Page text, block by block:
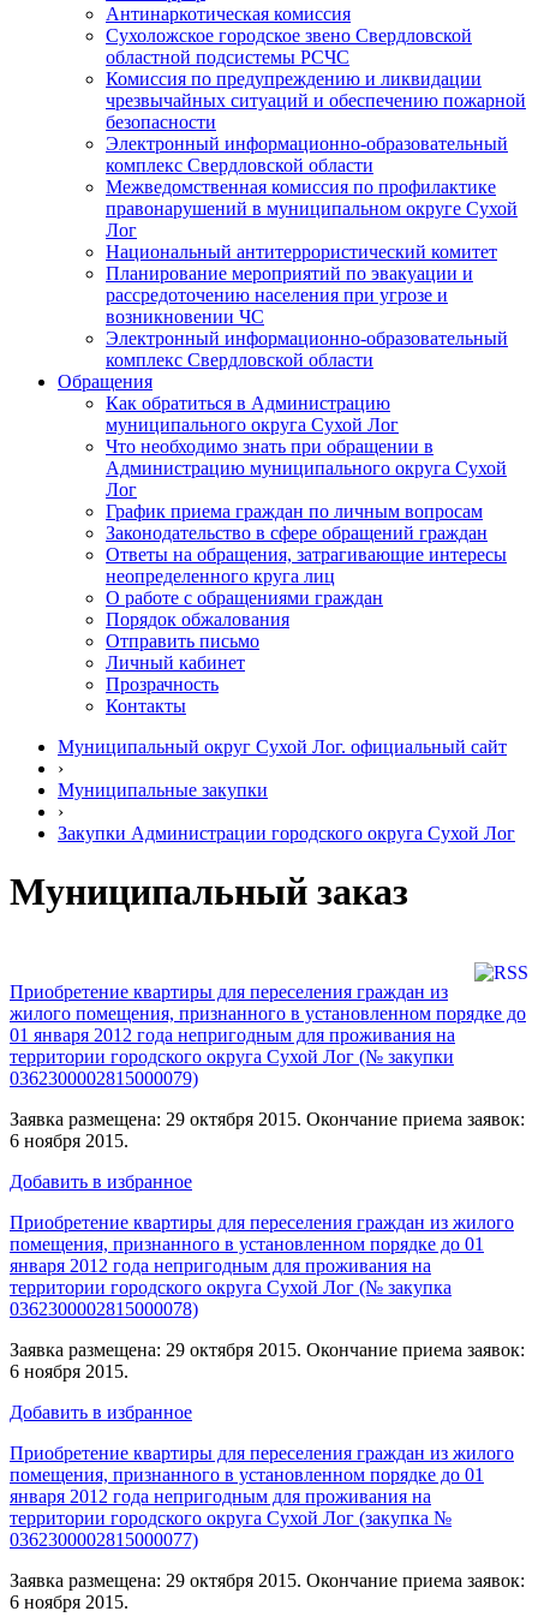
Антинаркотическая комиссия
Сухоложское городское звено Свердловской
областной подсистемы РСЧС
Комиссия по предупреждению и ликвидации
чрезвычайных ситуаций и обеспечению пожарной
безопасности
Электронный информационно-образовательный
комплекс Cвердловской области
Межведомственная комиссия по профилактике
правонарушений в муниципальном округе Сухой
Лог
Национальный антитеррористический комитет
Планирование мероприятий по эвакуации и
рассредоточению населения при угрозе и
возникновении ЧС
Электронный информационно-образовательный
комплекс Свердловской области
Обращения
Как обратиться в Администрацию
муниципального округа Сухой Лог
Что необходимо знать при обращении в
Администрацию муниципального округа Сухой
Лог
График приема граждан по личным вопросам
Законодательство в сфере обращений граждан
Ответы на обращения, затрагивающие интересы
неопределенного круга лиц
О работе с обращениями граждан
Порядок обжалования
Отправить письмо
Личный кабинет
Прозрачность
Контакты
Муниципальный округ Сухой Лог. официальный сайт
›
Муниципальные закупки
›
Закупки Администрации городского округа Сухой Лог
Муниципальный заказ
Приобретение квартиры для переселения граждан из
жилого помещения, признанного в установленном порядке до
01 января 2012 года непригодным для проживания на
территории городского округа Сухой Лог (№ закупки
0362300002815000079)
Заявка размещена: 29 октября 2015. Окончание приема заявок:
6 ноября 2015.
Добавить в избранное
Приобретение квартиры для переселения граждан из жилого
помещения, признанного в установленном порядке до 01
января 2012 года непригодным для проживания на
территории городского округа Сухой Лог (№ закупка
0362300002815000078)
Заявка размещена: 29 октября 2015. Окончание приема заявок:
6 ноября 2015.
Добавить в избранное
Приобретение квартиры для переселения граждан из жилого
помещения, признанного в установленном порядке до 01
января 2012 года непригодным для проживания на
территории городского округа Сухой Лог (закупка №
0362300002815000077)
Заявка размещена: 29 октября 2015. Окончание приема заявок:
6 ноября 2015.